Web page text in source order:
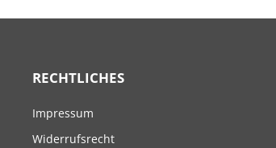
RECHTLICHES
Impressum
Widerrufsrecht